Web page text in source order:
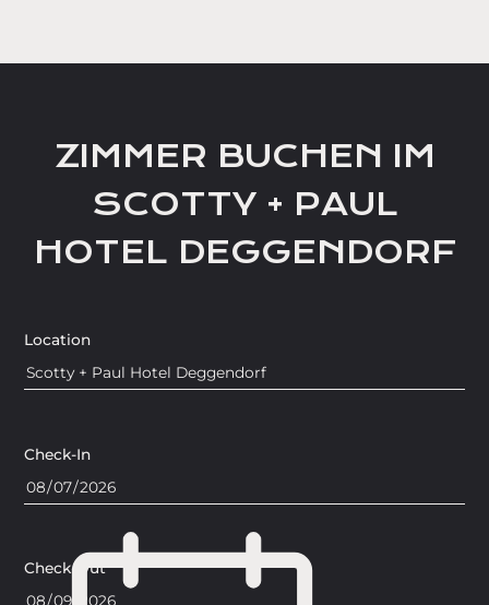
ZIMMER BUCHEN IM
SCOTTY + PAUL
HOTEL DEGGENDORF
Location
Check-In
Check-Out